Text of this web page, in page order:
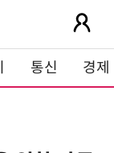
통신 경제